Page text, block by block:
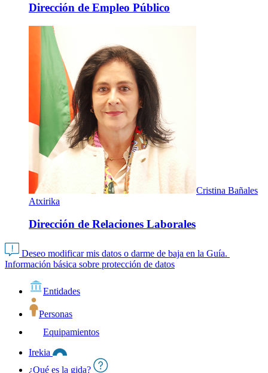
Dirección de Empleo Público
Cristina Bañales
Atxirika
Dirección de Relaciones Laborales
Deseo modificar mis datos o darme de baja en la Guía.
Información básica sobre protección de datos
Entidades
Personas
Equipamientos
Irekia
¿Qué es la gida?